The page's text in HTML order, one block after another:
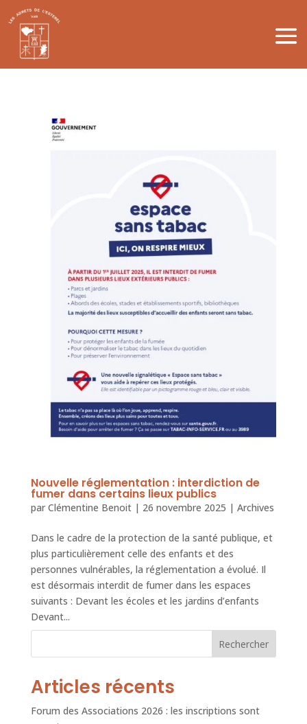
Nouvelle réglementation : interdiction de
fumer dans certains lieux publics
par Clémentine Benoit| 26 novembre 2025 | Archives
Dans le cadre de la protection de la santé publique, et
plus particulièrement celle des enfants et des
personnes vulnérables, la réglementation a évolué. Il
est désormais interdit de fumer dans les espaces
suivants : Devant les écoles et les jardins d’enfants
Devant...
Rechercher
Articles récents
Forum des Associations 2026 : les inscriptions sont